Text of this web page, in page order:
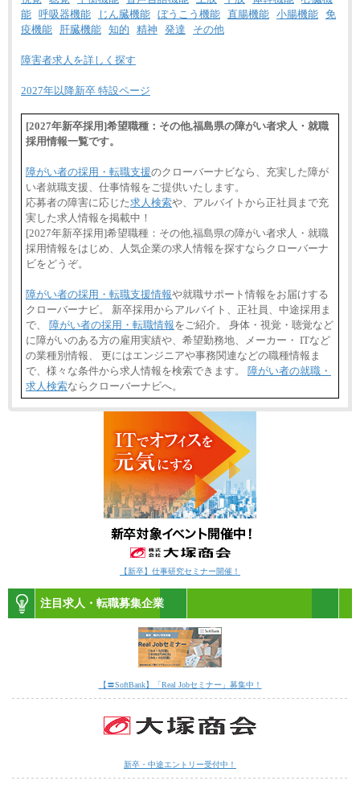
能 呼吸器機能 じん臓機能 ぼうこう機能 直腸機能 小腸機能 免
疫機能
肝臓機能 知的 精神 発達 その他
障害者求人を詳しく探す
2027年以降新卒 特設ページ
[2027年新卒採用]希望職種：その他,福島県の障がい者求人・就職
採用情報一覧です。
障がい者の採用・転職支援のクローバーナビなら、充実した障が
い者就職支援、仕事情報をご提供いたします。
応募者の障害に応じた求人検索や、アルバイトから正社員まで充
実した求人情報を掲載中！
[2027年新卒採用]希望職種：その他,福島県の障がい者求人・就職
採用情報をはじめ、人気企業の求人情報を探すならクローバーナ
ビをどうぞ。
障がい者の採用・転職支援情報や就職サポート情報をお届けする
クローバーナビ。 新卒採用からアルバイト、正社員、中途採用ま
で、 障がい者の採用・転職情報をご紹介。 身体・視覚・聴覚など
に障がいのある方の雇用実績や、希望勤務地、メーカー・ ITなど
の業種別情報、 更にはエンジニアや事務関連などの職種情報ま
で、様々な条件から求人情報を検索できます。 障がい者の就職・
求人検索ならクローバーナビへ。
【新卒】仕事研究セミナー開催！
注目求人・転職募集企業
【〓SoftBank】「Real Jobセミナー」募集中！
新卒・中途エントリー受付中！